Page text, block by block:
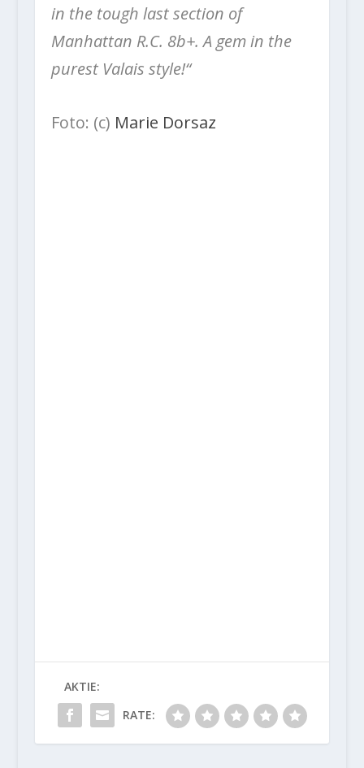
in the tough last section of
Manhattan R.C. 8b+. A gem in the
purest Valais style!“
Foto: (c) Marie Dorsaz
AKTIE:
RATE: